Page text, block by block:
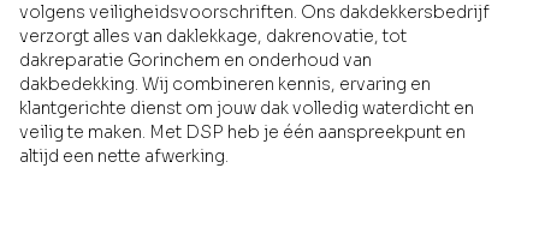
volgens veiligheidsvoorschriften. Ons dakdekkersbedrijf
verzorgt alles van daklekkage, dakrenovatie, tot
dakreparatie Gorinchem en onderhoud van
dakbedekking. Wij combineren kennis, ervaring en
klantgerichte dienst om jouw dak volledig waterdicht en
veilig te maken. Met DSP heb je één aanspreekpunt en
altijd een nette afwerking.